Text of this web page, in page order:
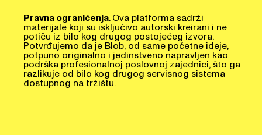
Pravna ograničenja. Ova platforma sadrži
materijale koji su isključivo autorski kreirani i ne
potiču iz bilo kog drugog postojećeg izvora.
Potvrđujemo da je Blob, od same početne ideje,
potpuno originalno i jedinstveno napravljen kao
podrška profesionalnoj poslovnoj zajednici, što ga
razlikuje od bilo kog drugog servisnog sistema
dostupnog na tržištu.